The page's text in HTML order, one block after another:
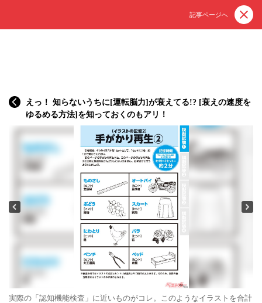
記事ページへ
えっ！ 知らないうちに[運転脳力]が衰えてる!? [衰えの速度を
ゆるめる方法]を知っておくのもアリ！
実際の「認知機能検査」に近いものがコレ。このようなイラストを合計